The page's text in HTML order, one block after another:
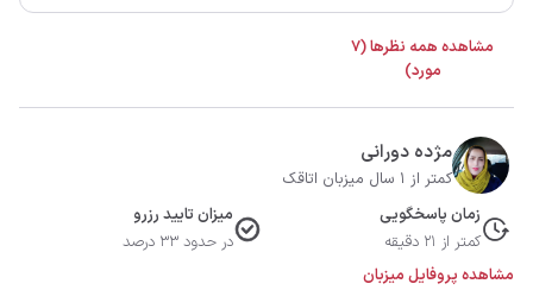
مشاهده همه نظرها (7
مورد)
مژده دورانی
کمتر از 1 سال میزبان اتاقک
زمان پاسخگویی
کمتر از 21 دقیقه
میزان تایید رزرو
در حدود 33 درصد
مشاهده پروفایل میزبان